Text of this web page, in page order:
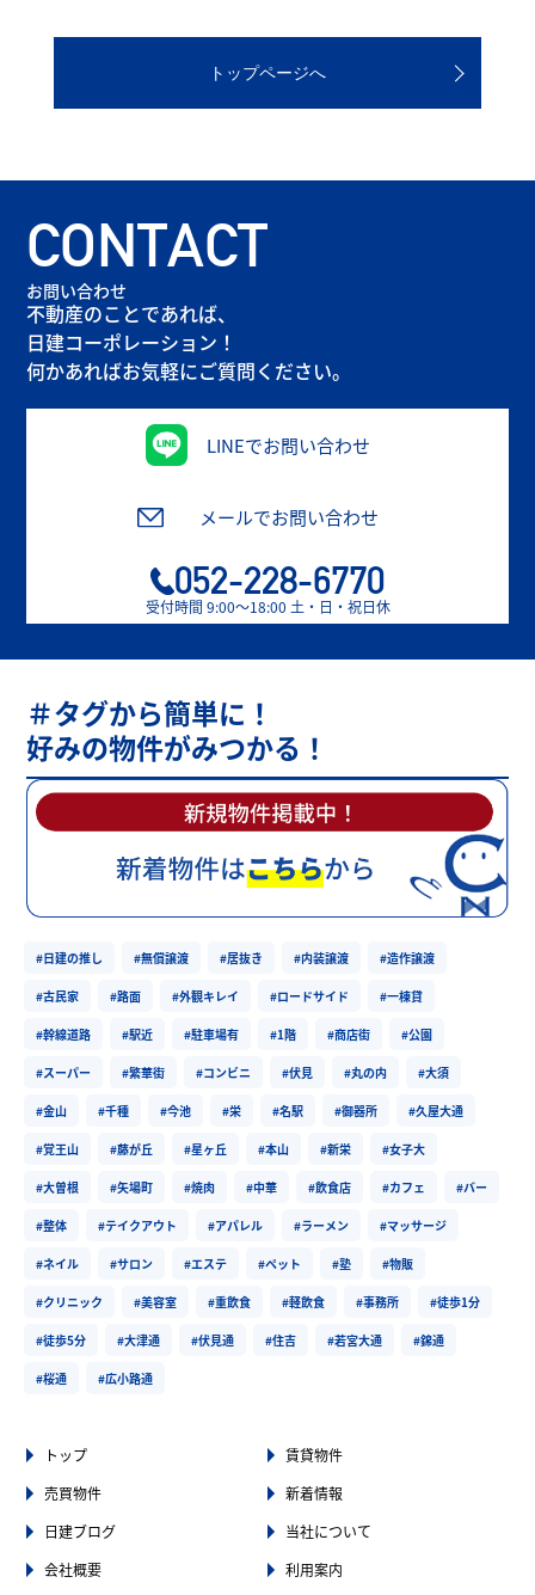
トップページへ
CONTACT
お問い合わせ
不動産のことであれば、
日建コーポレーション！
何かあればお気軽にご質問ください。
LINEでお問い合わせ
メールでお問い合わせ
052-228-6770
受付時間 9:00〜18:00 土・日・祝日休
＃タグから簡単に！
好みの物件がみつかる！
#日建の推し #無償譲渡 #居抜き #内装譲渡 #造作譲渡
#古民家 #路面 #外観キレイ #ロードサイド #一棟貸
#幹線道路 #駅近 #駐車場有 #1階 #商店街 #公園
#スーパー #繁華街 #コンビニ #伏見 #丸の内 #大須
#金山 #千種 #今池 #栄 #名駅 #御器所 #久屋大通
#覚王山 #藤が丘 #星ヶ丘 #本山 #新栄 #女子大
#大曽根 #矢場町 #焼肉 #中華 #飲食店 #カフェ #バー
#整体 #テイクアウト #アパレル #ラーメン #マッサージ
#ネイル #サロン #エステ #ペット #塾 #物販
#クリニック #美容室 #重飲食 #軽飲食 #事務所 #徒歩1分
#徒歩5分 #大津通 #伏見通 #住吉 #若宮大通 #錦通
#桜通 #広小路通
トップ
賃貸物件
売買物件
新着情報
日建ブログ
当社について
会社概要
利用案内